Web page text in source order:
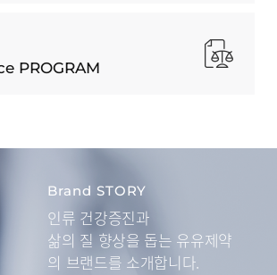
PROGRAM
Brand STORY
인류 건강증진과
삶의 질 향상을 돕는 유유제약
의 브랜드를 소개합니다.